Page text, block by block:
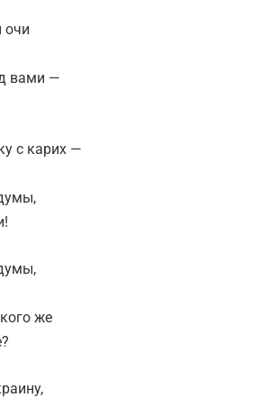
очи
вами —
с карих —
же